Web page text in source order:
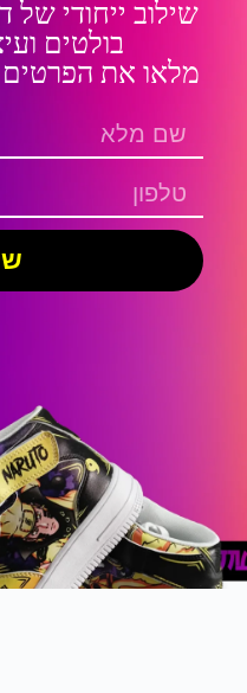
שילוב ייחודי של
בולטים
מלאו את הפרטים